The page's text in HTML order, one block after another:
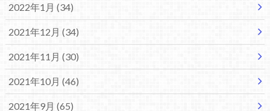
2022年1月 (34)
2021年12月 (34)
2021年11月 (30)
2021年10月 (46)
2021年9月 (65)